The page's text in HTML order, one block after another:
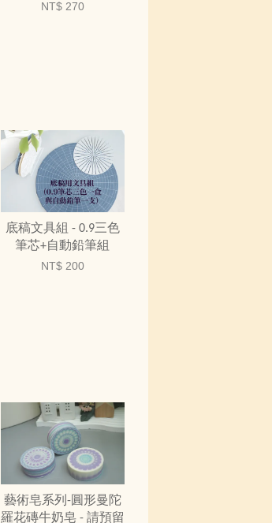
NT$ 270
底稿文具組 - 0.9三色
筆芯+自動鉛筆組
NT$ 200
藝術皂系列-圓形曼陀
羅花磚牛奶皂 - 請預留